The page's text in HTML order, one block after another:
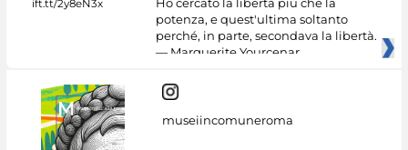
potenza, e quest'ultima soltanto
perché, in parte, secondava la libertà.
— Marguerite Yourcenar
museiincomuneroma